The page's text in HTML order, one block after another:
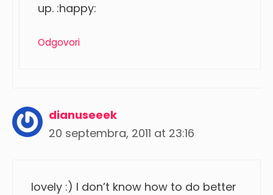
up. :happy:
Odgovori
dianuseeek
20 septembra, 2011 at 23:16
lovely :) I don’t know how to do better